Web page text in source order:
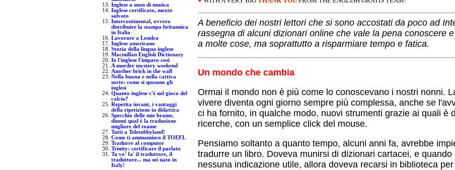
Inglese a suon di musica
Inglese certificato, mezzo
salvato
Intercontinental, ovvero
distribuire la stampa britannica
in Italia
Lavorare a Londra
Inglese americano
Storia della lingua inglese
Macmillan English Dictionary
Io l'inglese l'imparo così
A murder mystery weekend
Another brick in the wall
Nella buona e nella cattiva
sorte: come si sposano gli
inglesi
Quanto inglese c'è nel gioco del
calcio?
Repetita iuvant, i vantaggi
della ripetizione in didattica
Specchio delle mie brame,
dimmi qual è la traduzione
migliore del reame
Tutti a Teletubbyland!
Come ti ammansisco il TOEFL
Tradurre al computer
Trinity: certificare il parlato
Tu vo' fa' il traduttore, il
traduttore... ma sei nato in
Italy!
A beneficio dei nostri lettori che si sono accostati da poco ad
rassegna di alcuni dizionari online che vale la pena conoscere
a molte cose, ma soprattutto a risparmiare tempo e fatica.
Un mondo che cambia
Ormai il mondo non è più come lo conoscevano i nostri nonni.
vivere diventa ogni giorno sempre più complessa, anche se
ci ha fornito, in qualche modo, nuovi strumenti grazie ai quali è
ricerche, con un semplice click del mouse.
Pensiamo soltanto a quanto tempo, alcuni anni fa, avrebbe
tradurre un libro. Doveva munirsi di dizionari cartacei, e
nessuna indicazione utile, allora doveva recarsi in biblioteca